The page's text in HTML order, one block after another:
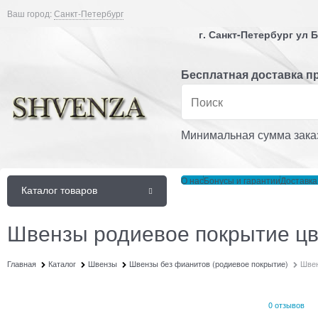
Ваш город:Санкт-Петербург
г. Санкт-Петербург
Бесплатная доставка
Минимальная сумма
Каталог товаров
О насБонусы и гарантии
Швензы родиевое покрытие
Главная Каталог Швензы Швензы без фианитов (родиевое покрытие)
0 отзывов